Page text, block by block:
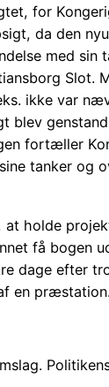
for
da den
med sin
Slot.
ikke var
blev
fortæller
tanker og
at holde
få bogen
dage efter
en præstation.